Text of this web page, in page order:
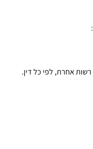
:
רשות אחרת, לפי כל דין.